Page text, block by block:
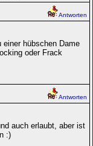
Antworten
hübschen Dame
oder Frack
Antworten
auch erlaubt, aber ist
:)